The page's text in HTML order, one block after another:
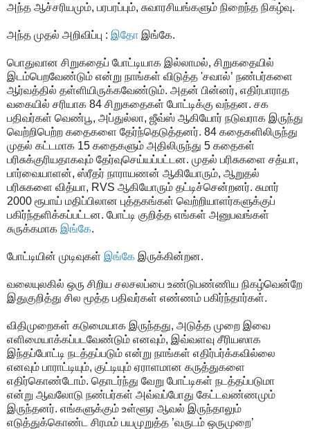
அந்த ஆச்சரியமும், பரபரப்பும், சுவாரசியங்களும் நிறைந்த நிகழ்வு.
அந்த முதல் அறிவிப்பு : இதோ இங்கே.
பொதுவான சிறுகதைப் போட்டியாக இல்லாமல், சிறுகதையில்
இடம்பெறவேண்டும் என்று நாங்கள் விடுத்த 'சவால்’ நண்பர்களை
ஆர்வத்தில் தள்ளியிருக்கவேண்டும். அதன் பின்னர், எதிர்பாராத
வகையில் சரியாக 84 சிறுகதைகள் போட்டிக்கு வந்தன. சக
பதிவர்கள் வெண்பூ, அப்துல்லா, ஜீவ்ஸ் ஆகியோர் நடுவராக இருந்து
வெற்றிபெற்ற கதைகளை தேர்ந்தெடுத்தனர். 84 கதைகளிலிருந்து
முதல் கட்டமாக 15 கதைகளும் அதிலிருந்து 5 கதைகள்
பரிசுக்குரியதாகவும் தேர்வுசெய்யப்பட்டன. முதல் பரிசுகளை சத்யா,
பார்வையாளன், ஸ்ரீதர் நாராயணன் ஆகியோரும், ஆறுதல்
பரிசுகளை வித்யா, RVS ஆகியோரும் தட்டிச்சென்றனர். சுமார்
2000 ரூபாய் மதிப்பிலான புத்தகங்கள் வெற்றியாளர்களுக்குப்
பகிர்ந்தளிக்கப்பட்டன. போட்டி குறித்த எங்கள் அனுபவங்கள்
சுருக்கமாக இங்கே.
போட்டியின் முடிவுகள் இங்கே இருக்கின்றன.
வலையுலகில் ஒரு சிறிய சலசலப்பை உண்டுபண்ணிய நிகழ்வென்றே
இதுகுறித்து சில மூத்த பதிவர்கள் எண்ணம் பகிர்ந்தார்கள்.
விதிமுறைகள் கடுமையாக இருந்தது, அடுத்த முறை இவை
எளிமையாக்கப்படவேண்டும் எனவும், இவ்வளவு சீரியஸாக
இந்தப்போட்டி நடத்தப்படும் என்று நாங்கள் எதிர்பர்க்கவில்லை
எனவும் பாராட்டியும், குட்டியும் ஏராளமான கருத்துகளை
எதிர்கொண்டோம். தொடர்ந்து வேறு போட்டிகள் நடத்தப்படுமா
என்று ஆவலோடு நண்பர்கள் அவ்வப்போது கேட்டவண்ணமும்
இருந்தனர். எங்களுக்கும் உள்ளூர ஆவல் இருந்தாலும்
எடுத்துக்கொண்ட சிரமம் பயமுறுத்த ’வருடம் ஒருமுறை’